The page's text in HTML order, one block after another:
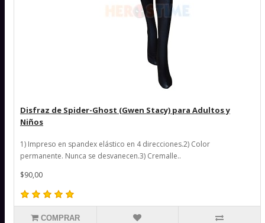
Disfraz de Spider-Ghost (Gwen Stacy) para Adultos y
Niños
1) Impreso en spandex elástico en 4 direcciones.2) Color
permanente. Nunca se desvanecen.3) Cremalle..
$90,00
COMPRAR